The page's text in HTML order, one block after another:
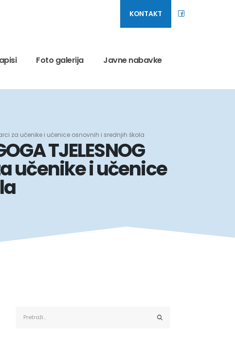
KONTAKT
Foto galerija Javne nabavke
za učenike i učenice osnovnih i srednjih škola
TJELESNOG
učenike i učenice